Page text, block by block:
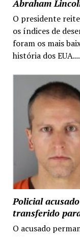
Abraham
O presidente
os índices de
foram os mais
história dos EUA....
Policial
transferido
O acusado